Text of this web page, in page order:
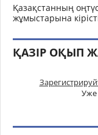
Қазақстанның
жұмыстарына
ҚАЗІР ОҚЫП
Уже